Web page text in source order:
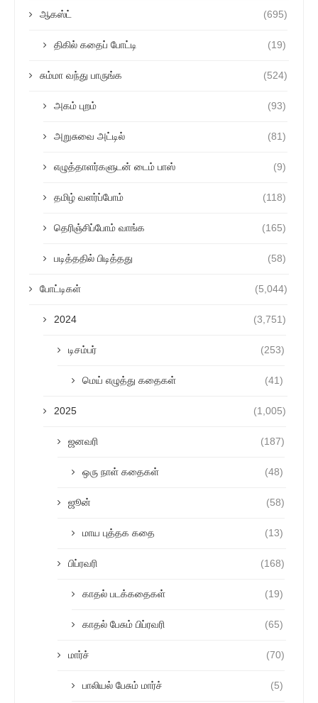
ஆகஸ்ட் (695)
திகில் கதைப் போட்டி (19)
சும்மா வந்து பாருங்க (524)
அகம் புறம் (93)
அறுசுவை அட்டில் (81)
எழுத்தாளர்களுடன் டைம் பாஸ் (9)
தமிழ் வளர்ப்போம் (118)
தெரிஞ்சிப்போம் வாங்க (165)
படித்ததில் பிடித்தது (58)
போட்டிகள் (5,044)
2024 (3,751)
டிசம்பர் (253)
மெய் எழுத்து கதைகள் (41)
2025 (1,005)
ஜனவரி (187)
ஒரு நாள் கதைகள் (48)
ஜூன் (58)
மாய புத்தக கதை (13)
பிப்ரவரி (168)
காதல் படக்கதைகள் (19)
காதல் பேசும் பிப்ரவரி (65)
மார்ச் (70)
பாலியல் பேசும் மார்ச் (5)